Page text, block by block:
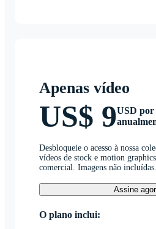
Apenas vídeo
US$ 9USD por
Desbloqueie o acesso à nossa
vídeos de stock e motion
comercial. Imagens não incluídas.
Assine
O plano inclui: